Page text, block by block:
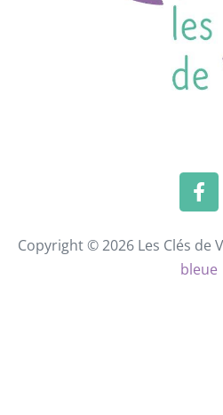
Copyright © 2026 Les Clés de
bleue